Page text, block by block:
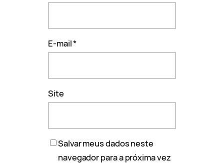
E-mail*
Site
Salvar meus dados neste
navegador para a próxima vez